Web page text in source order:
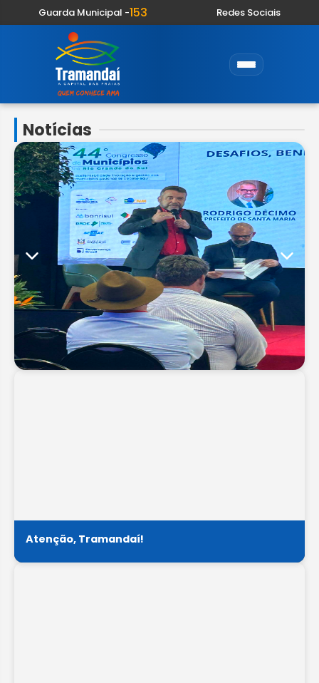
Guarda Municipal -153 Redes Sociais
Notícias
Atenção, Tramandaí!